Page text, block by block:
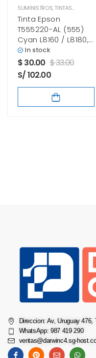
SUMINISTROS,TINTAS EPSON
Tinta Epson
T555220-AL (555)
Cyan L8160 / L8180,
70.00 ml.
In stock
$30.00 $33.00
S/ 102.00
Direccion: Av, Uruguay
WhatsApp: 987 419 290
ventas@darwinc4.sg-